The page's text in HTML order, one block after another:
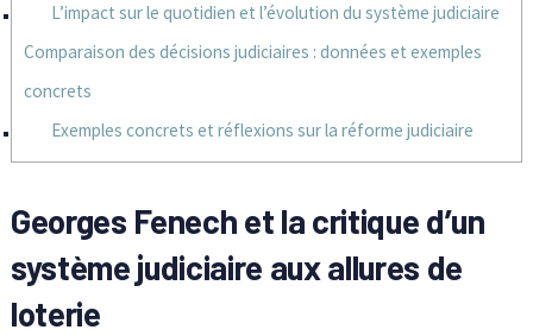
L’impact sur le quotidien et l’évolution du système judiciaire
Comparaison des décisions judiciaires : données et exemples
concrets
Exemples concrets et réflexions sur la réforme judiciaire
Georges Fenech et la critique d’un
système judiciaire aux allures de
loterie